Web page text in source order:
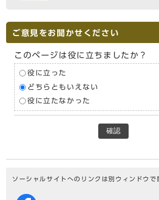
ご意見をお聞かせください
このページは役に立ちましたか？
役に立った
どちらともいえない
役に立たなかった
確認
ソーシャルサイトへのリンクは別ウィンドウで